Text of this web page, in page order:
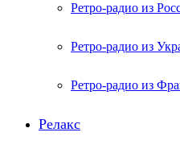
Ретро-радио из
Ретро-радио из
Ретро-радио из
Релакс